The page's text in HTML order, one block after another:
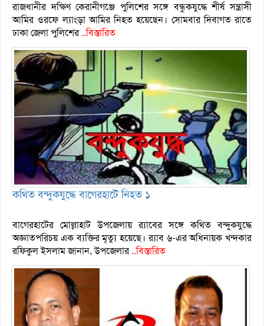
রাজধানীর দক্ষিণ কেরানীগঞ্জে পুলিশের সঙ্গে বন্ধুকযুদ্ধে শীর্ষ সন্ত্রাসী
আমির ওরফে ল্যাংড়া আমির নিহত হয়েছেন। সোমবার দিবাগত রাতে
ঢাকা জেলা পুলিশের..বিস্তারিত
কথিত বন্দুকযুদ্ধে বাগেরহাটে নিহত ১
বাগেরহাটের মোল্লাহাট উপজেলায় র‌্যাবের সঙ্গে কথিত বন্দুকযুদ্ধে
অজ্ঞাতপরিচয় এক ব্যক্তির মৃত্যু হয়েছে। র‌্যাব ৬-এর অধিনায়ক খন্দকার
রফিকুল ইসলাম জানান, উপজেলার..বিস্তারিত